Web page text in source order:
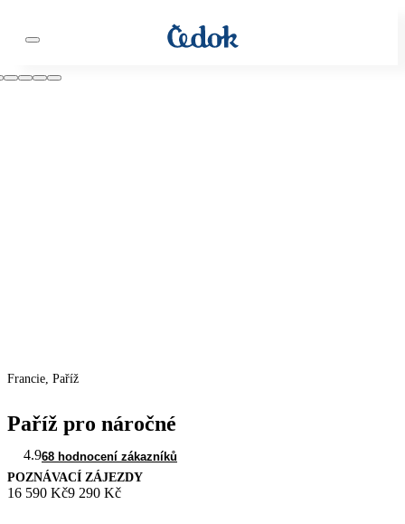
Francie, Paříž
Paříž pro náročné
4.968 hodnocení zákazníků
POZNÁVACÍ ZÁJEZDY
16 590 Kč9 290 Kč